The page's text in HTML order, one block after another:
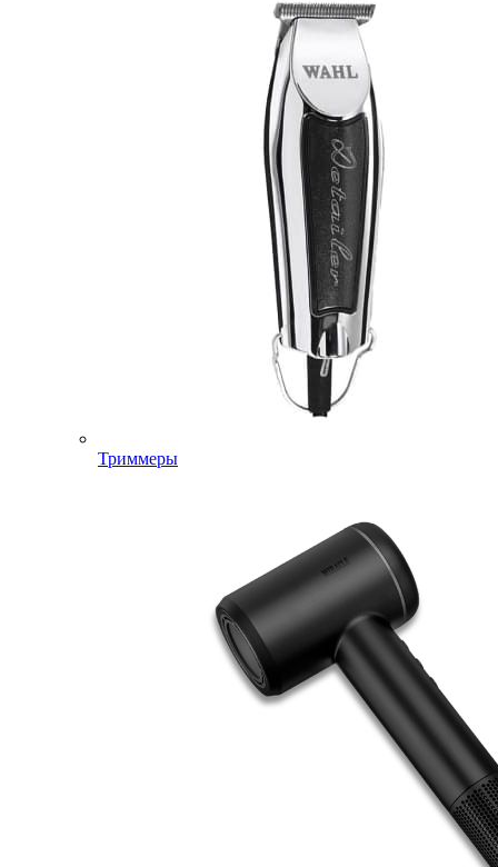
Триммеры